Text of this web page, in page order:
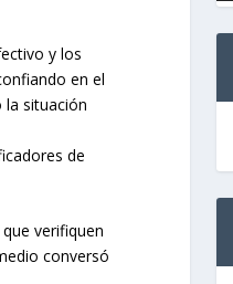
y los
en el
la situación
de
verifiquen
conversó